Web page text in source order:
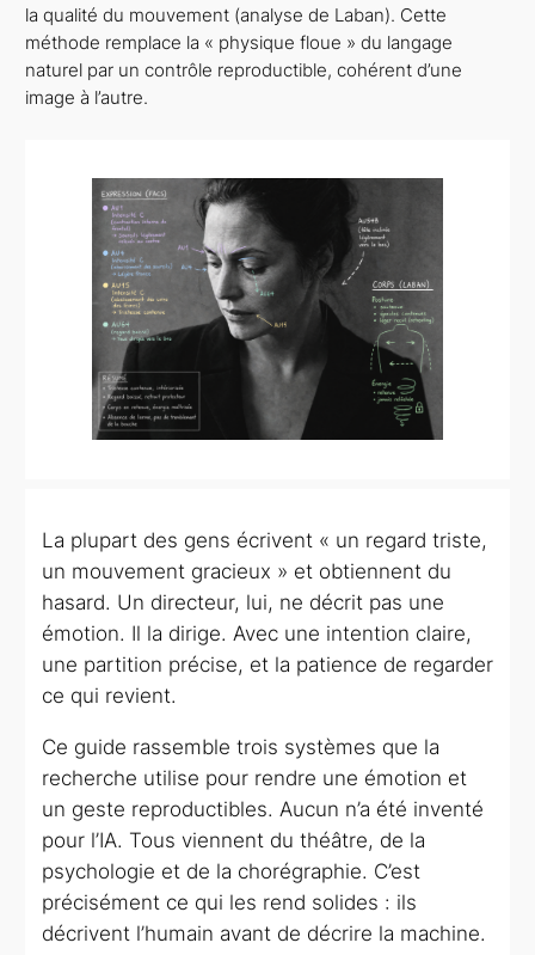
la qualité du mouvement (analyse de Laban). Cette
méthode remplace la « physique floue » du langage
naturel par un contrôle reproductible, cohérent d’une
image à l’autre.
La plupart des gens écrivent « un regard triste,
un mouvement gracieux » et obtiennent du
hasard. Un directeur, lui, ne décrit pas une
émotion. Il la dirige. Avec une intention claire,
une partition précise, et la patience de regarder
ce qui revient.
Ce guide rassemble trois systèmes que la
recherche utilise pour rendre une émotion et
un geste reproductibles. Aucun n’a été inventé
pour l’IA. Tous viennent du théâtre, de la
psychologie et de la chorégraphie. C’est
précisément ce qui les rend solides : ils
décrivent l’humain avant de décrire la machine.